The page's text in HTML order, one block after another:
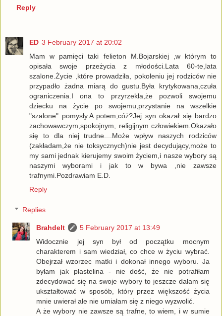
Reply
ED 3 February 2017 at 20:02
Mam w pamięci taki felieton M.Bojarskiej ,w którym to
opisała swoje przeżycia z młodości.Lata 60-te,lata
szalone.Życie ,które prowadziła, pokoleniu jej rodziców nie
przypadło żadna miarą do gustu.Była krytykowana,czuła
ograniczenia.I ona to przyrzekła,że pozwoli swojemu
dziecku na życie po swojemu,przystanie na wszelkie
"szalone" pomysły.A potem,cóż?Jej syn okazał się bardzo
zachowawczym,spokojnym, religijnym człowiekiem.Okazało
się to dla niej trudne....Może wpływ naszych rodziców
(zakładam,że nie toksycznych)nie jest decydujący,może to
my sami jednak kierujemy swoim życiem,i nasze wybory są
naszymi wyborami i jak to w bywa ,nie zawsze
trafnymi.Pozdrawiam E.D.
Reply
Replies
Brahdelt
5 February 2017 at 13:49
Widocznie jej syn był od początku mocnym
charakterem i sam wiedział, co chce w życiu wybrać.
Obejrzał wzorzec matki i dokonał innego wyboru. Ja
byłam jak plastelina - nie dość, że nie potrafiłam
zdecydować się na swoje wybory to jeszcze dałam się
ukształtować w sposób, który przez większość życia
mnie uwierał ale nie umiałam się z niego wyzwolić.
A że wybory nie zawsze są trafne, to wiem, i w sumie